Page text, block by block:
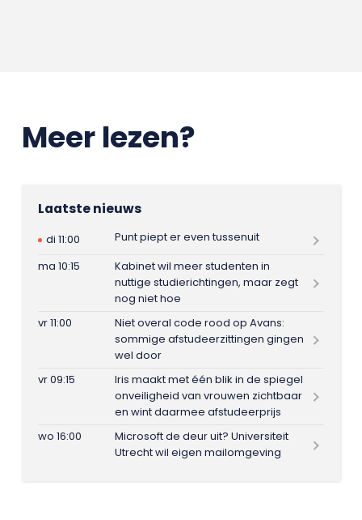
Meer lezen?
Laatste nieuws
di 11:00
Punt piept er even tussenuit
ma 10:15
Kabinet wil meer studenten in
nuttige studierichtingen, maar zegt
nog niet hoe
vr 11:00
Niet overal code rood op Avans:
sommige afstudeerzittingen gingen
wel door
vr 09:15
Iris maakt met één blik in de spiegel
onveiligheid van vrouwen zichtbaar
en wint daarmee afstudeerprijs
wo 16:00
Microsoft de deur uit? Universiteit
Utrecht wil eigen mailomgeving